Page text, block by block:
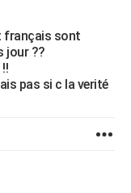
français sont
jour ??
pas si c la verité